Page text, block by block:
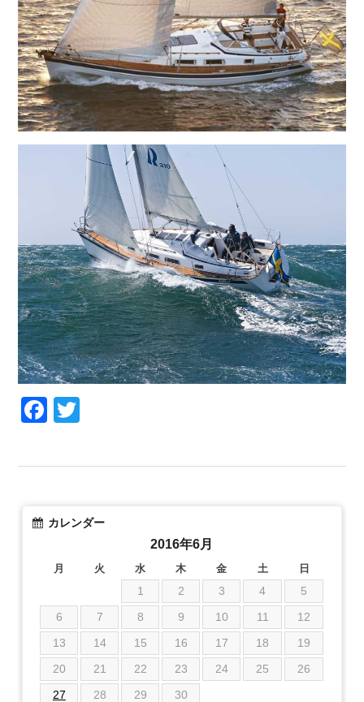
Facebook
カレンダー
2016年6月
月 火 水 木 金 土 日
1 2 3 4
5
6
7 8 9 10 11
12
13
14 15 16 17 18
19
20
21 22 23 24 25
26
27
28 29
30